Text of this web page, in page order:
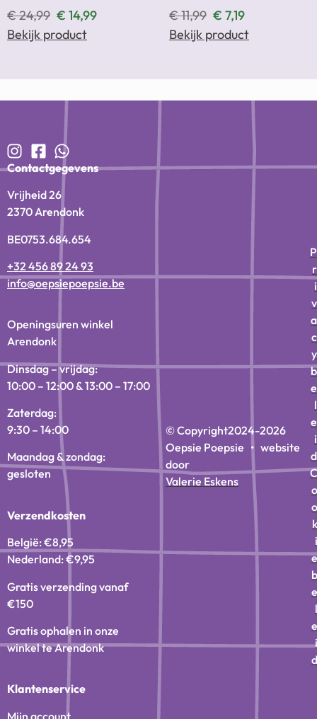
€24,99 € 14,99
Bekijk product
€11,99 € 7,19
Bekijk product
Contactgegevens
Vrijheid 26
2370 Arendonk
BE0753.684.654
+32 456 89 24 93
info@oepsiepoepsie.be
Openingsuren winkel
Arendonk
Dinsdag – vrijdag:
10:00 – 12:00 & 13:00 – 17:00
Zaterdag:
9:30 – 14:00
Maandag & zondag:
gesloten
Verzendkosten
België: €8,95
Nederland: €9,95
Gratis verzending vanaf
€150
Gratis ophalen in onze
winkel te Arendonk
Klantenservice
Mijn account
© Copyright2024-2026
Oepsie Poepsie • website
door
Valerie Eskens
P
r
i
v
a
c
y
b
e
l
e
i
d
C
o
o
k
i
e
b
e
l
e
i
d